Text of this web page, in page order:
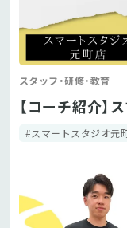
スタッフ・研修・教育
【コーチ紹介】
#スマートスタジオ元